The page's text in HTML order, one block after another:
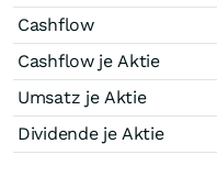
Cashflow
Cashflow je Aktie
Umsatz je Aktie
Dividende je Aktie